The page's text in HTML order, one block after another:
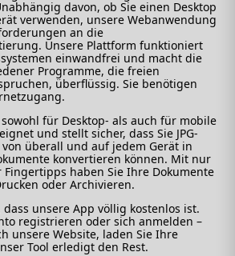
davon, ob Sie einen Desktop
verwenden, unsere Webanwendung
an die
Unsere Plattform funktioniert
einwandfrei und macht die
Programme, die freien
überflüssig. Sie benötigen
für Desktop- als auch für mobile
und stellt sicher, dass Sie JPG-
überall und auf jedem Gerät in
konvertieren können. Mit nur
Fingertipps haben Sie Ihre Dokumente
oder Archivieren.
dass unsere App völlig kostenlos ist.
registrieren oder sich anmelden –
unsere Website, laden Sie Ihre
Tool erledigt den Rest.